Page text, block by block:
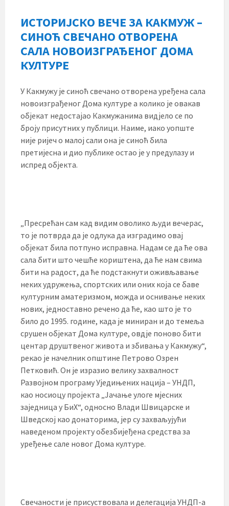
ИСТОРИЈСКО ВЕЧЕ ЗА КАКМУЖ –
СИНОЋ СВЕЧАНО ОТВОРЕНА
САЛА НОВОИЗГРАЂЕНОГ ДОМА
КУЛТУРЕ
У Какмужу је синоћ свечано отворена уређена сала
новоизграђеног Дома културе а колико је овакав
објекат недостајао Какмужанима видјело се по
броју присутних у публици. Наиме, иако уопште
није ријеч о малој сали она је синоћ била
претијесна и дио публике остао је у предулазу и
испред објекта.
„Пресрећан сам кад видим оволико људи вечерас,
то је потврда да је одлука да изградимо овај
објекат била потпуно исправна. Надам се да ће ова
сала бити што чешће кориштена, да ће нам свима
бити на радост, да ће подстакнути оживљавање
неких удружења, спортских или оних која се баве
културним аматеризмом, можда и оснивање неких
нових, једноставно речено да ће, као што је то
било до 1995. године, када је миниран и до темеља
срушен објекат Дома културе, овдје поново бити
центар друштвеног живота и збивања у Какмужу“,
рекао је начелник општине Петрово Озрен
Петковић. Он је изразио велику захвалност
Развојном програму Уједињених нација – УНДП,
као носиоцу пројекта „Јачање улоге мјесних
заједница у БиХ“, односно Влади Швицарске и
Шведској као донаторима, јер су захваљујући
наведеном пројекту обезбијеђена средства за
уређење сале новог Дома културе.
Свечаности је присуствовала и делегација УНДП-а